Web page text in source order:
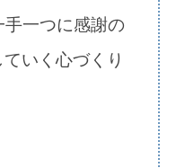
一つに感謝の
いく心づくり